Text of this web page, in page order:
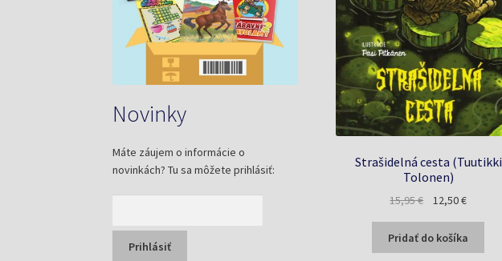
Strašidelná cesta (Tuutikki
Tolonen)
15,95€
Pôvodná
bola:
15,95 €.
12,50€Aktuálna
je:
12,50 €.
Pridať do košíka
Novinky
Máte záujem o informácie o
novinkách? Tu sa môžete prihlásiť: